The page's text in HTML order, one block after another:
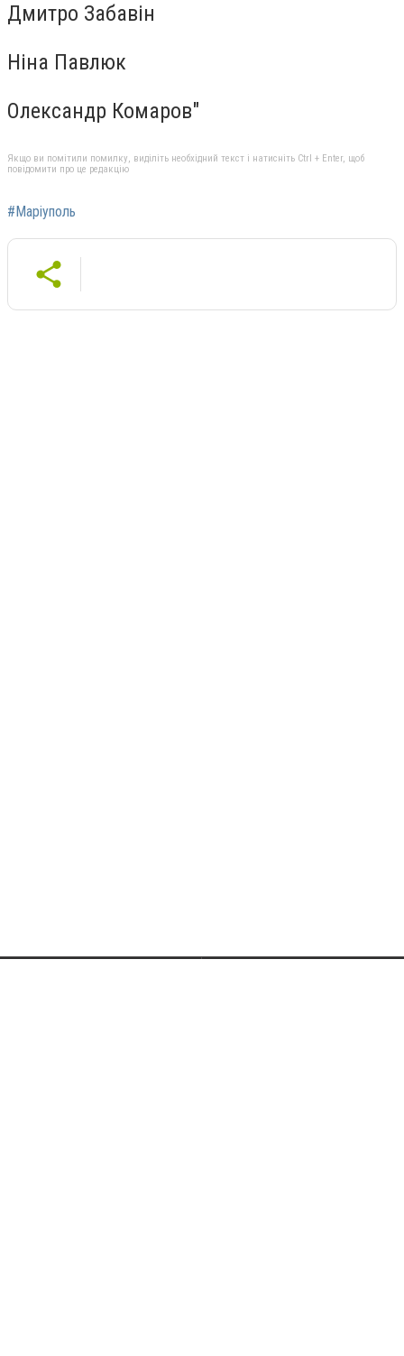
Дмитро Забавін
Ніна Павлюк
Олександр Комаров"
Якщо ви помітили помилку, виділіть необхідний текст і натисніть Ctrl + Enter, щоб
повідомити про це редакцію
#Маріуполь